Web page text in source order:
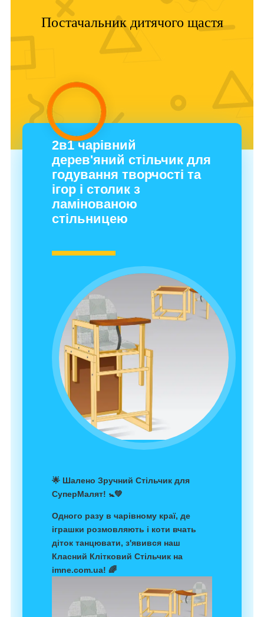
Постачальник дитячого щастя
2в1 чарівний
дерев'яний стільчик для
годування творчості та
ігор і столик з
ламінованою
стільницею
🌟 Шалено Зручний Стільчик для
СуперМалят! 🚼💚
Одного разу в чарівному краї, де
іграшки розмовляють і коти вчать
діток танцювати, з'явився наш
Класний Клітковий Стільчик на
imne.com.ua! 🌈